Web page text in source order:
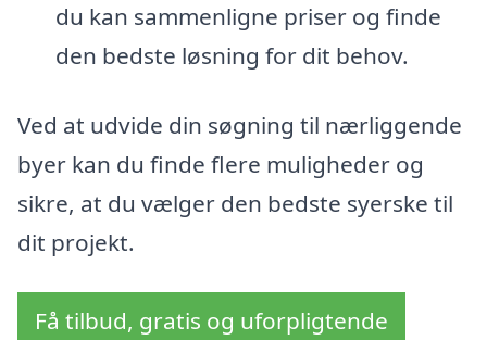
du kan sammenligne priser og finde
den bedste løsning for dit behov.
Ved at udvide din søgning til nærliggende
byer kan du finde flere muligheder og
sikre, at du vælger den bedste syerske til
dit projekt.
Få tilbud, gratis og uforpligtende